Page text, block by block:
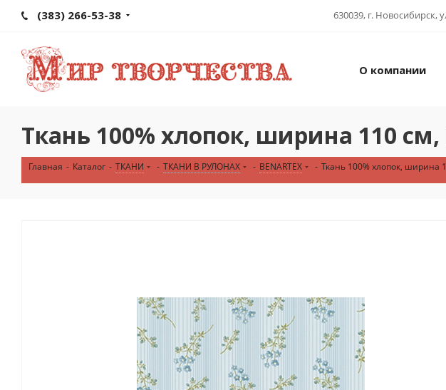
(383) 266-53-38 630039, г. Новосибирск,
О компании
Ткань 100% хлопок, ширина 110 см,
Главная - Каталог - ТКАНИ - ТКАНИ В РУЛОНАХ - BENARTEX - Ткань 100% хлопок, ширина